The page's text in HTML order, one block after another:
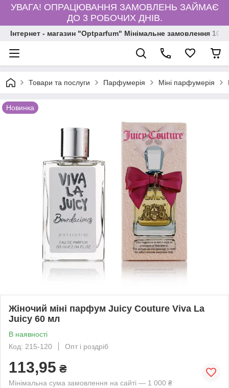
УВАГА! ОПРАЦЮВАННЯ ЗАМОВЛЕНЬ ЗАЙМАЄ
ДО 3 РОБОЧИХ ДНІВ.
Інтернет - магазин "Optparfum" Мінімальне замовлення
Товари та послуги Парфумерія Міні парфумерія
Новинка
Жіночий міні парфум Juicy Couture Viva La
Juicy 60 мл
В наявності
Код: 215-120
Опт і роздріб
113,95 ₴
Мінімальна сума замовлення на сайті — 1 000 ₴